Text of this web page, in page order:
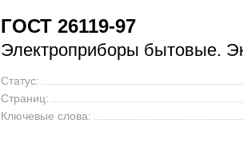
ГОСТ 26119-97
Электроприборы бытовые.
Статус:
Страниц:
Ключевые слова: